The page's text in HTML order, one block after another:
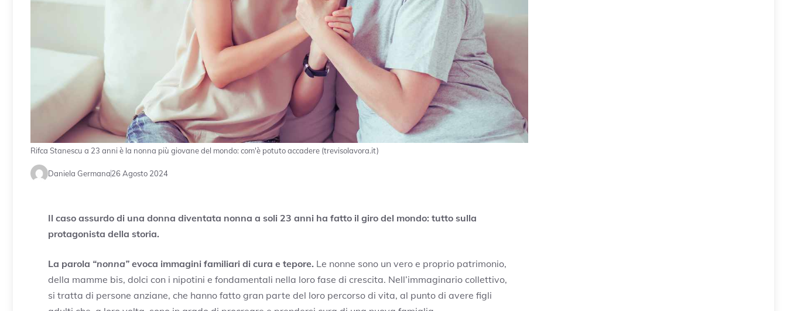
Rifca Stanescu a 23 anni è la nonna più giovane del mondo: com'è potuto accadere (trevisolavora.it)
Daniela Germana26 Agosto 2024
Il caso assurdo di una donna diventata nonna a soli 23 anni ha fatto il giro del mondo: tutto sulla
protagonista della storia.
La parola “nonna” evoca immagini familiari di cura e tepore. Le nonne sono un vero e proprio patrimonio,
della mamme bis, dolci con i nipotini e fondamentali nella loro fase di crescita. Nell’immaginario collettivo,
si tratta di persone anziane, che hanno fatto gran parte del loro percorso di vita, al punto di avere figli